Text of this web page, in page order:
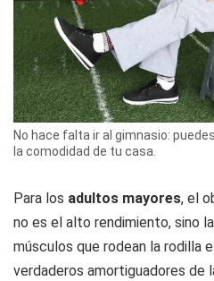
No hace falta ir al gimnasio:
la comodidad de tu casa.
Para los adultos mayores, el
no es el alto rendimiento, sino
músculos que rodean la rodilla
verdaderos amortiguadores de